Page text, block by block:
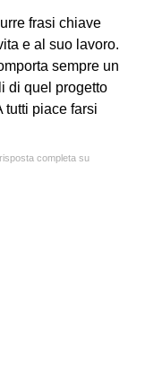
frasi chiave
e al suo lavoro.
sempre un
di quel progetto
tutti piace farsi
completa su